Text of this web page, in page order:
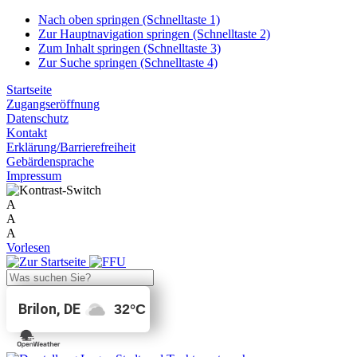
Nach oben springen (Schnelltaste 1)
Zur Hauptnavigation springen (Schnelltaste 2)
Zum Inhalt springen (Schnelltaste 3)
Zur Suche springen (Schnelltaste 4)
Startseite
Zugangseröffnung
Datenschutz
Kontakt
Erklärung/Barrierefreiheit
Gebärdensprache
Impressum
A
A
A
Vorlesen
Brilon, DE 32°C